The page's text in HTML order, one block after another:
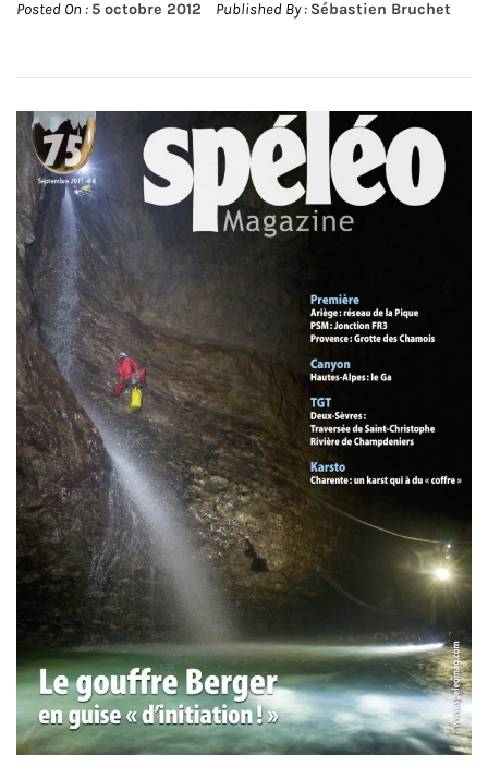
Posted On : 5 octobre 2012 Published By : Sébastien Bruchet